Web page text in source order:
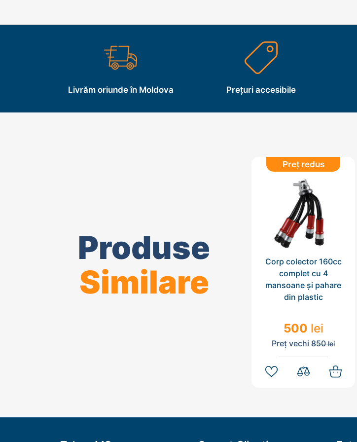
Livrăm oriunde în Moldova Prețuri accesibile
Produse
Similare
Preț redus
Corp colector 160cc
complet cu 4
mansoane și pahare
din plastic
500 lei
Preț vechi850lei